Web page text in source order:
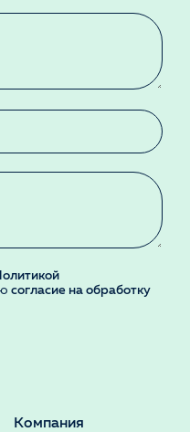
согласие на обработку
Компания